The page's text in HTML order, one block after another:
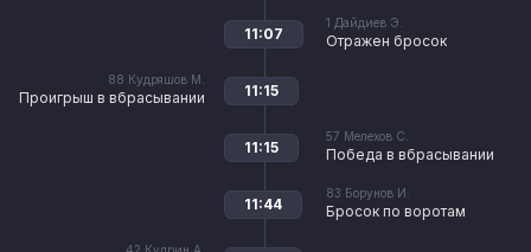
1 Дайдиев Э.
Отражен бросок
11:07
88 Кудряшов М.
Проигрыш в вбрасывании 11:15
57 Мелехов С.
Победа в вбрасывании
11:15
83 Борунов И.
Бросок по воротам
11:44